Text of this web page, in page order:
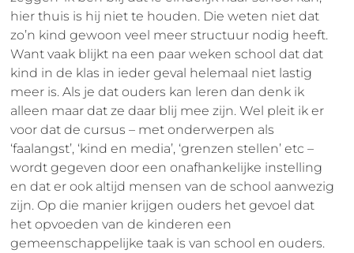
hier thuis is hij niet te houden. Die weten niet dat
zo’n kind gewoon veel meer structuur nodig heeft.
Want vaak blijkt na een paar weken school dat dat
kind in de klas in ieder geval helemaal niet lastig
meer is. Als je dat ouders kan leren dan denk ik
alleen maar dat ze daar blij mee zijn. Wel pleit ik er
voor dat de cursus – met onderwerpen als
‘faalangst’, ‘kind en media’, ‘grenzen stellen’ etc –
wordt gegeven door een onafhankelijke instelling
en dat er ook altijd mensen van de school aanwezig
zijn. Op die manier krijgen ouders het gevoel dat
het opvoeden van de kinderen een
gemeenschappelijke taak is van school en ouders.